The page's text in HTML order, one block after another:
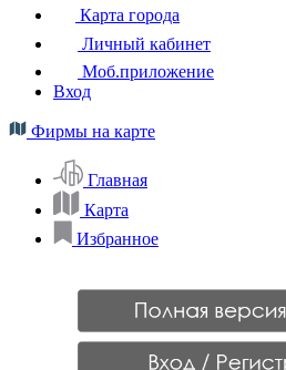
Карта города
Личный кабинет
Моб.приложение
Вход
Фирмы на карте
Главная
Карта
Избранное